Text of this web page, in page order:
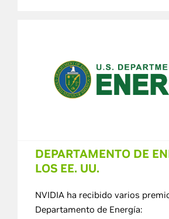
DEPARTAMENTO DE
LOS EE. UU.
NVIDIA ha recibido varios
Departamento de Energía: